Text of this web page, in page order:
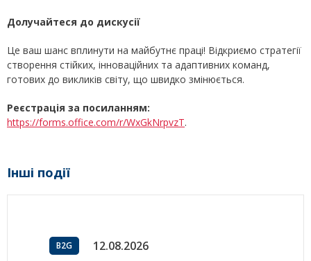
Долучайтеся до дискусії
Це ваш шанс вплинути на майбутнє праці! Відкриємо стратегії
створення стійких, інноваційних та адаптивних команд,
готових до викликів світу, що швидко змінюється.
Реєстрація за посиланням:
https://forms.office.com/r/WxGkNrpvzT.
Інші події
B2G 12.08.2026